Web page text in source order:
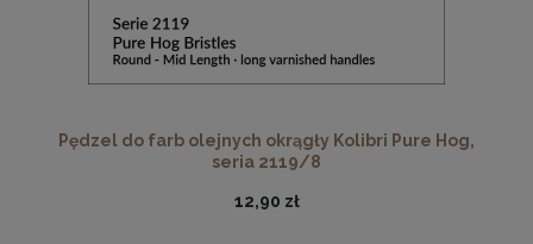
Pędzel do farb olejnych okrągły Kolibri Pure Hog,
seria 2119/8
12,90 zł